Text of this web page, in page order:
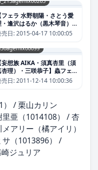
フェラ 水野朝陽・さとう愛
・逢沢はるか（黒木琴音）】
ガン見フェラ 2｜
売日:2015-04-17 10:00:05
妄想族 AIKA・須真杏里（須
杏理）・三咲恭子】蟲フェラ
436agemix00099
売日:2011-12-14 10:00:36
） / 栗山カリン
里亜（1014108） / 杏
アリー（橘アイリ）
サ（1013896） /
ジュリア